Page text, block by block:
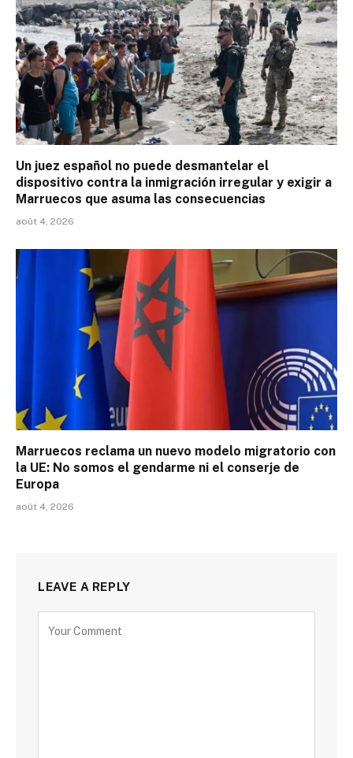
Un juez español no puede desmantelar el
dispositivo contra la inmigración irregular y exigir a
Marruecos que asuma las consecuencias
août 4, 2026
Marruecos reclama un nuevo modelo migratorio con
la UE: No somos el gendarme ni el conserje de
Europa
août 4, 2026
LEAVE A REPLY